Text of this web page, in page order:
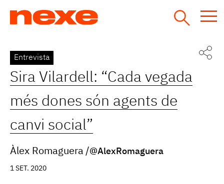
Back
to
top
Entrevista
Sira Vilardell: “Cada vegada
més dones són agents de
canvi social”
Àlex Romaguera @AlexRomaguera
1 SET. 2020